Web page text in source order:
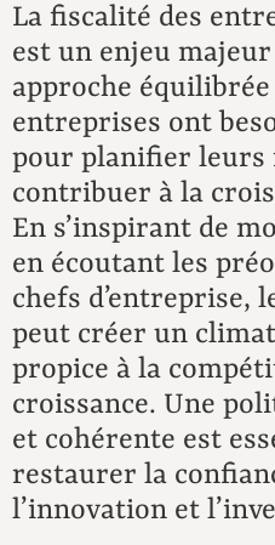
La fiscalité des
est un enjeu
approche
entreprises ont
pour planifier leurs
contribuer à la
En s’inspirant de
en écoutant les
chefs d’entreprise,
peut créer un
propice à la
croissance. Une
et cohérente est
restaurer la
l’innovation et